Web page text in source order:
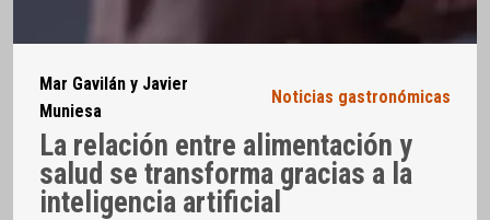
Mar Gavilán y Javier
Muniesa
Noticias gastronómicas
La relación entre alimentación y
salud se transforma gracias a la
inteligencia artificial